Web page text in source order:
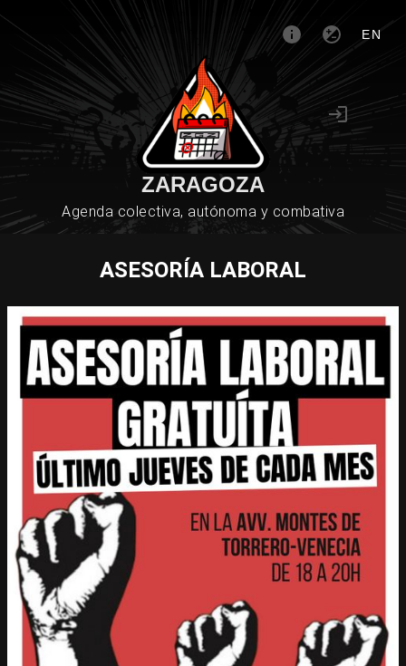
EN
ZARAGOZA
Agenda colectiva, autónoma y combativa
ASESORÍA LABORAL